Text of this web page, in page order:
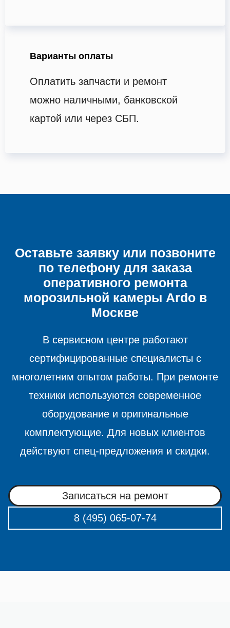
Варианты оплаты
Оплатить запчасти и ремонт
можно наличными, банковской
картой или через СБП.
Оставьте заявку или позвоните
по телефону для заказа
оперативного ремонта
морозильной камеры Ardo в
Москве
В сервисном центре работают
сертифицированные специалисты с
многолетним опытом работы. При ремонте
техники используются современное
оборудование и оригинальные
комплектующие. Для новых клиентов
действуют спец-предложения и скидки.
Записаться на ремонт
8 (495) 065-07-74